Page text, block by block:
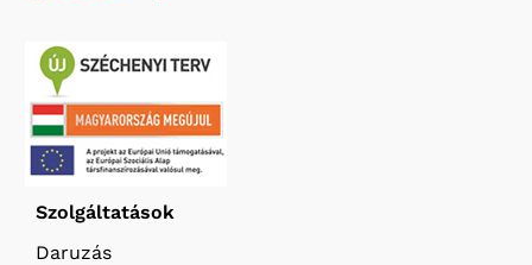
Szolgáltatások
Daruzás